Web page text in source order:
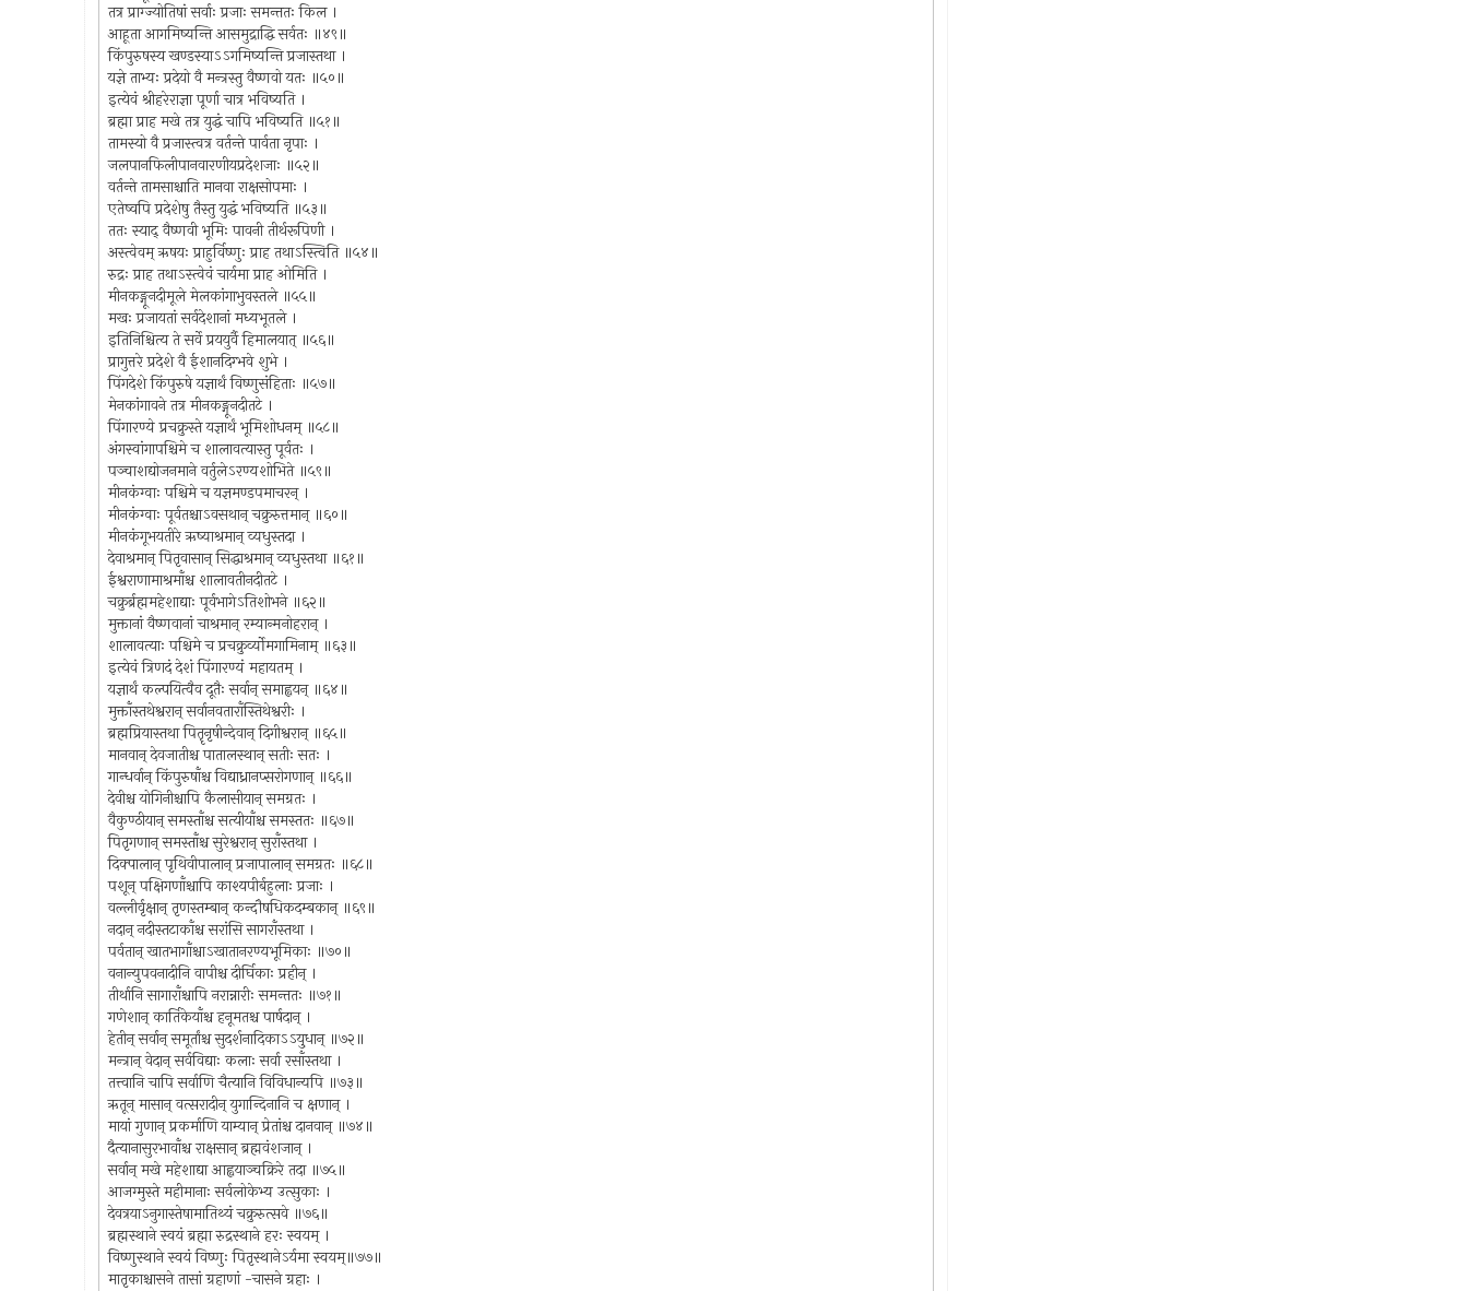
तत्र प्राग्ज्योतिषां सर्वाः प्रजाः समन्ततः किल ।
आहूता आगमिष्यन्ति आसमुद्राद्धि सर्वतः ॥४९॥
किंपुरुषस्य खण्डस्याऽऽगमिष्यन्ति प्रजास्तथा ।
यज्ञे ताभ्यः प्रदेयो वै मन्त्रस्तु वैष्णवो यतः ॥५०॥
इत्येवं श्रीहरेराज्ञा पूर्णा चात्र भविष्यति ।
ब्रह्मा प्राह मखे तत्र युद्धं चापि भविष्यति ॥५१॥
तामस्यो वै प्रजास्त्वत्र वर्तन्ते पार्वता नृपाः ।
जलपानफिलीपानवारणीयप्रदेशजाः ॥५२॥
वर्तन्ते तामसाश्चाति मानवा राक्षसोपमाः ।
एतेष्वपि प्रदेशेषु तैस्तु युद्धं भविष्यति ॥५३॥
ततः स्याद् वैष्णवी भूमिः पावनी तीर्थरूपिणी ।
अस्त्वेवम् ऋषयः प्राहुर्विष्णुः प्राह तथाऽस्त्विति ॥५४॥
रुद्रः प्राह तथाऽस्त्वेवं चार्यमा प्राह ओमिति ।
मीनकङ्गूनदीमूले मेलकांगाभुवस्तले ॥५५॥
मखः प्रजायतां सर्वदेशानां मध्यभूतले ।
इतिनिश्चित्य ते सर्वे प्रययुर्वै हिमालयात् ॥५६॥
प्रागुत्तरे प्रदेशे वै ईशानदिग्भवे शुभे ।
पिंगदेशे किंपुरुषे यज्ञार्थं विष्णुसंहिताः ॥५७॥
मेनकांगावने तत्र मीनकङ्गूनदीतटे ।
पिंगारण्ये प्रचक्रुस्ते यज्ञार्थं भूमिशोधनम् ॥५८॥
अंगस्वांगापश्चिमे च शालावत्यास्तु पूर्वतः ।
पञ्चाशद्योजनमाने वर्तुलेऽरण्यशोभिते ॥५९॥
मीनकंग्वाः पश्चिमे च यज्ञमण्डपमाचरन् ।
मीनकंग्वाः पूर्वतश्चाऽवसथान् चक्रुरुत्तमान् ॥६०॥
मीनकंगूभयतीरे ऋष्याश्रमान् व्यधुस्तदा ।
देवाश्रमान् पितृवासान् सिद्धाश्रमान् व्यधुस्तथा ॥६१॥
ईश्वराणामाश्रमाँश्च शालावतीनदीतटे ।
चक्रुर्ब्रह्ममहेशाद्याः पूर्वभागेऽतिशोभने ॥६२॥
मुक्तानां वैष्णवानां चाश्रमान् रम्यान्मनोहरान् ।
शालावत्याः पश्चिमे च प्रचक्रुर्व्योमगामिनाम् ॥६३॥
इत्येवं त्रिणदं देशं पिंगारण्यं महायतम् ।
यज्ञार्थं कल्पयित्वैव दूतैः सर्वान् समाह्वयन् ॥६४॥
मुक्ताँस्तथेश्वरान् सर्वानवताराँस्तिथेश्वरीः ।
ब्रह्मप्रियास्तथा पितॄनृषीन्देवान् दिगीश्वरान् ॥६५॥
मानवान् देवजातीश्च पातालस्थान् सतीः सतः ।
गान्धर्वान् किंपुरुषाँश्च विद्याध्रानप्सरोगणान् ॥६६॥
देवीश्च योगिनीश्चापि कैलासीयान् समग्रतः ।
वैकुण्ठीयान् समस्ताँश्च सत्यीयाँश्च समस्ततः ॥६७॥
पितृगणान् समस्ताँश्च सुरेश्वरान् सुराँस्तथा ।
दिक्पालान् पृथिवीपालान् प्रजापालान् समग्रतः ॥६८॥
पशून् पक्षिगणाँश्चापि काश्यपीर्बहुलाः प्रजाः ।
वल्लीर्वृक्षान् तृणस्तम्बान् कन्दौषधिकदम्बकान् ॥६९॥
नदान् नदीस्तटाकाँश्च सरांसि सागराँस्तथा ।
पर्वतान् खातभागाँश्चाऽखातानरण्यभूमिकाः ॥७०॥
वनान्युपवनादीनि वापीश्च दीर्घिकाः प्रहीन् ।
तीर्थानि सागाराँश्चापि नरान्नारीः समन्ततः ॥७१॥
गणेशान् कार्तिकेयाँश्च हनूमतश्च पार्षदान् ।
हेतीन् सर्वान् समूर्तांश्च सुदर्शनादिकाऽऽयु्धान् ॥७२॥
मन्त्रान् वेदान् सर्वविद्याः कलाः सर्वा रसाँस्तथा ।
तत्त्वानि चापि सर्वाणि चैत्यानि विविधान्यपि ॥७३॥
ऋतून् मासान् वत्सरादीन् युगान्दिनानि च क्षणान् ।
मायां गुणान् प्रकर्माणि याम्यान् प्रेतांश्च दानवान् ॥७४॥
दैत्यानासुरभावाँश्च राक्षसान् ब्रह्मवंशजान् ।
सर्वान् मखे महेशाद्या आह्वयाञ्चक्रिरे तदा ॥७५॥
आजग्मुस्ते महीमानाः सर्वलोकेभ्य उत्सुकाः ।
देवत्रयाऽनुगास्तेषामातिथ्यं चक्रुरुत्सवे ॥७६॥
ब्रह्मस्थाने स्वयं ब्रह्मा रुद्रस्थाने हरः स्वयम् ।
विष्णुस्थाने स्वयं विष्णुः पितृस्थानेऽर्यमा स्वयम्॥७७॥
मातृकाश्चासने तासां ग्रहाणां -चासने ग्रहाः ।